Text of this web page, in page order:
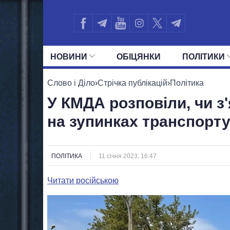
НОВИНИ ОБIЦЯНКИ ПОЛIТИКИ
УСІ ПОЛІТИКИ ПРЕЗИДЕНТ І ОФІС
Слово і Діло›Стрічка публікацій›Політика
У КМДА розповіли, чи
на зупинках транспорту
ПОЛІТИКА 11 січня 2023, 16:47
Читати російською